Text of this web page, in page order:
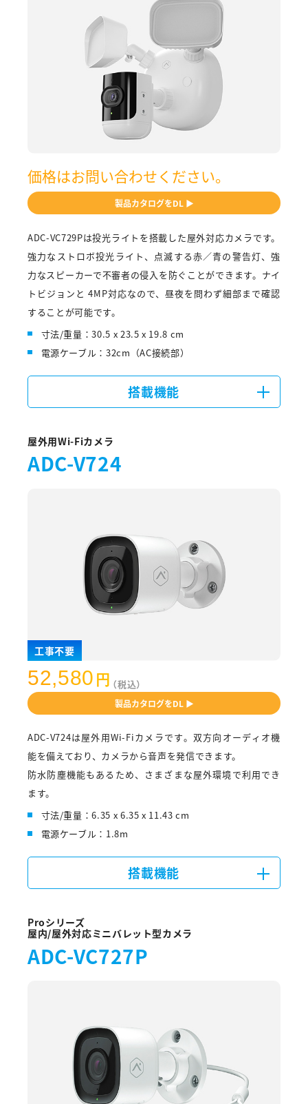
価格はお問い合わせください。
製品カタログをDL ▶
ADC-VC729Pは投光ライトを搭載した屋外対応カメラです。
強力なストロボ投光ライト、点滅する赤／青の警告灯、強
力なスピーカーで不審者の侵入を防ぐことができます。ナイ
トビジョンと 4MP対応なので、昼夜を問わず細部まで確認
することが可能です。
寸法/重量：30.5 x 23.5 x 19.8 cm
電源ケーブル：32cm（AC接続部）
搭載機能
屋外用Wi-Fiカメラ
ADC-V724
工事不要
52,580 円（税込）
製品カタログをDL ▶
ADC-V724は屋外用Wi-Fiカメラです。双方向オーディオ機
能を備えており、カメラから音声を発信できます。
防水防塵機能もあるため、さまざまな屋外環境で利用でき
ます。
寸法/重量：6.35 x 6.35 x 11.43 cm
電源ケーブル：1.8m
搭載機能
Proシリーズ
屋内/屋外対応ミニバレット型カメラ
ADC-VC727P